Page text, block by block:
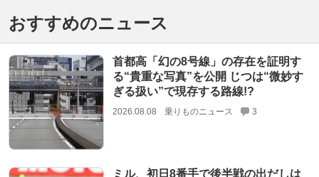
おすすめのニュース
首都高「幻の8号線」の存在を証明す
る“貴重な写真”を公開 じつは“微妙す
ぎる扱い”で現存する路線!?
2026.08.08 乗りものニュース 3
ミル、初日8番手で後半戦の出だしは